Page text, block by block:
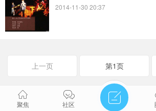
2014-11-30 20:37
上一页 第1页
聚焦 社区